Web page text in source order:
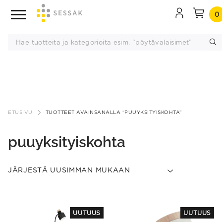
sisältöön
0
ETUSIVU TUOTTEET AVAINSANALLA “PUUYKSITYISKOHTA”
puuyksityiskohta
UUTUUS
This
product
UUTUUS
This
product